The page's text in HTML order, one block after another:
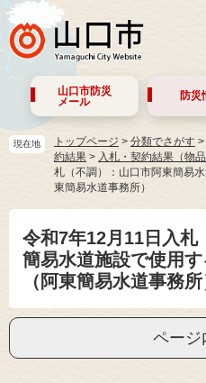
山口市防災
メール
防災
現在地 トップページ > 分類でさがす >
約結果 > 入札・契約結果（物
札（不調）：山口市阿東簡易
東簡易水道事務所）
令和7年12月11日入札
簡易水道施設で使用
（阿東簡易水道事務所
ページ